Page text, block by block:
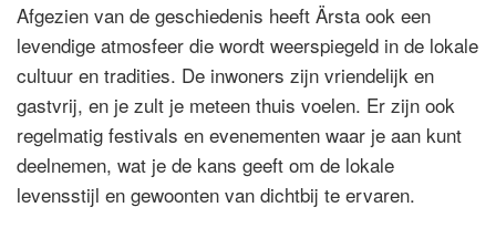
Afgezien van de geschiedenis heeft Ärsta ook een
levendige atmosfeer die wordt weerspiegeld in de lokale
cultuur en tradities. De inwoners zijn vriendelijk en
gastvrij, en je zult je meteen thuis voelen. Er zijn ook
regelmatig festivals en evenementen waar je aan kunt
deelnemen, wat je de kans geeft om de lokale
levensstijl en gewoonten van dichtbij te ervaren.